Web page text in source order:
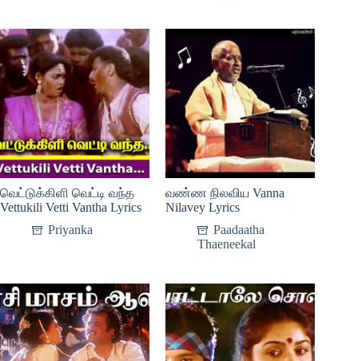
வெட்டுக்கிளி வெட்டி வந்த
Vettukili Vetti Vantha Lyrics
Priyanka
வண்ண நிலவிய Vanna
Nilavey Lyrics
Paadaatha
Thaeneekal